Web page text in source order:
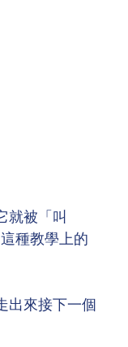
就被「叫
種教學上的
出來接下一個